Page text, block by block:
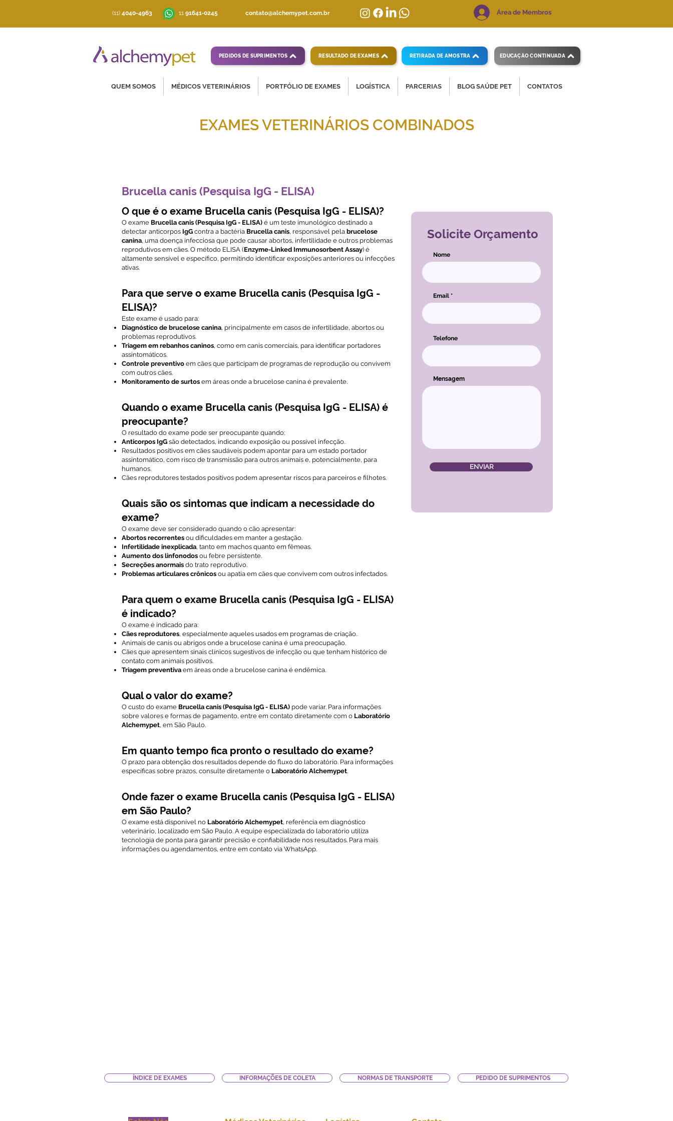
(11) 4040-4963 ‪11 91641‑0245 contato@alchemypet.com.br Área de Membros
PEDIDOS DE SUPRIMENTOS RESULTADO DE EXAMES RETIRADA DE AMOSTRA EDUCAÇÃO CONTINUADA
QUEM SOMOS MÉDICOS VETERINÁRIOS PORTFÓLIO DE EXAMES LOGÍSTICA PARCERIAS BLOG SAÚDE PET CONTATOS
EXAMES VETERINÁRIOS COMBINADOS
Brucella canis (Pesquisa IgG - ELISA)
O que é o exame Brucella canis (Pesquisa IgG - ELISA)?
O exame Brucella canis (Pesquisa IgG - ELISA) é um teste imunológico destinado a
detectar anticorpos IgG contra a bactéria Brucella canis, responsável pela brucelose
canina, uma doença infecciosa que pode causar abortos, infertilidade e outros problemas
reprodutivos em cães. O método ELISA (Enzyme-Linked Immunosorbent Assay) é
altamente sensível e específico, permitindo identificar exposições anteriores ou infecções
ativas.
Para que serve o exame Brucella canis (Pesquisa IgG -
ELISA)?
Este exame é usado para:
Diagnóstico de brucelose canina, principalmente em casos de infertilidade, abortos ou
problemas reprodutivos.
Triagem em rebanhos caninos, como em canis comerciais, para identificar portadores
assintomáticos.
Controle preventivo em cães que participam de programas de reprodução ou convivem
com outros cães.
Monitoramento de surtos em áreas onde a brucelose canina é prevalente.
Quando o exame Brucella canis (Pesquisa IgG - ELISA) é
preocupante?
O resultado do exame pode ser preocupante quando:
Anticorpos IgG são detectados, indicando exposição ou possível infecção.
Resultados positivos em cães saudáveis podem apontar para um estado portador
assintomático, com risco de transmissão para outros animais e, potencialmente, para
humanos.
Cães reprodutores testados positivos podem apresentar riscos para parceiros e filhotes.
Quais são os sintomas que indicam a necessidade do
exame?
O exame deve ser considerado quando o cão apresentar:
Abortos recorrentes ou dificuldades em manter a gestação.
Infertilidade inexplicada, tanto em machos quanto em fêmeas.
Aumento dos linfonodos ou febre persistente.
Secreções anormais do trato reprodutivo.
Problemas articulares crônicos ou apatia em cães que convivem com outros infectados.
Para quem o exame Brucella canis (Pesquisa IgG - ELISA)
é indicado?
O exame é indicado para:
Cães reprodutores, especialmente aqueles usados em programas de criação.
Animais de canis ou abrigos onde a brucelose canina é uma preocupação.
Cães que apresentem sinais clínicos sugestivos de infecção ou que tenham histórico de
contato com animais positivos.
Triagem preventiva em áreas onde a brucelose canina é endêmica.
Qual o valor do exame?
O custo do exame Brucella canis (Pesquisa IgG - ELISA) pode variar. Para informações
sobre valores e formas de pagamento, entre em contato diretamente com o Laboratório
Alchemypet, em São Paulo.
Em quanto tempo fica pronto o resultado do exame?
O prazo para obtenção dos resultados depende do fluxo do laboratório. Para informações
específicas sobre prazos, consulte diretamente o Laboratório Alchemypet.
Onde fazer o exame Brucella canis (Pesquisa IgG - ELISA)
em São Paulo?
O exame está disponível no Laboratório Alchemypet, referência em diagnóstico
veterinário, localizado em São Paulo. A equipe especializada do laboratório utiliza
tecnologia de ponta para garantir precisão e confiabilidade nos resultados. Para mais
informações ou agendamentos, entre em contato via WhatsApp.
Solicite Orçamento
Nome
Email
Telefone
Mensagem
ENVIAR
ÍNDICE DE EXAMES INFORMAÇÕES DE COLETA NORMAS DE TRANSPORTE PEDIDO DE SUPRIMENTOS